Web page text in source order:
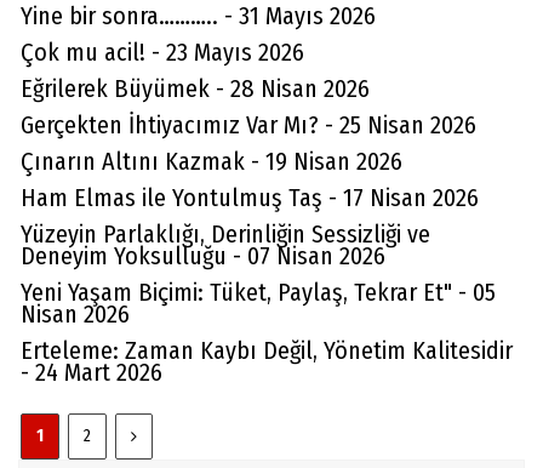
Yine bir sonra……….. - 31 Mayıs 2026
Çok mu acil! - 23 Mayıs 2026
Eğrilerek Büyümek - 28 Nisan 2026
Gerçekten İhtiyacımız Var Mı? - 25 Nisan 2026
Çınarın Altını Kazmak - 19 Nisan 2026
Ham Elmas ile Yontulmuş Taş - 17 Nisan 2026
Yüzeyin Parlaklığı, Derinliğin Sessizliği ve
Deneyim Yoksulluğu - 07 Nisan 2026
Yeni Yaşam Biçimi: Tüket, Paylaş, Tekrar Et" - 05
Nisan 2026
Erteleme: Zaman Kaybı Değil, Yönetim Kalitesidir
- 24 Mart 2026
1 2